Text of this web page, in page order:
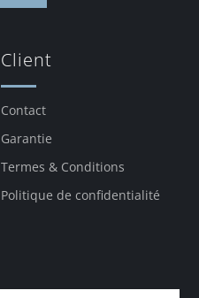
Client
Contact
Garantie
Termes & Conditions
Politique de confidentialité